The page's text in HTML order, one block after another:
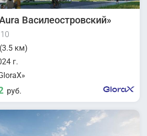
Василеостровский»
км)
г.
руб.